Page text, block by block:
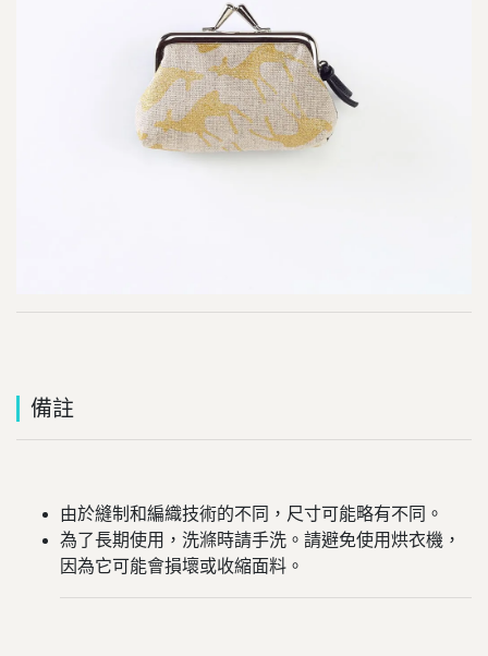
備註
由於縫制和編織技術的不同，尺寸可能略有不同。
為了長期使用，洗滌時請手洗。請避免使用烘衣機，
因為它可能會損壞或收縮面料。